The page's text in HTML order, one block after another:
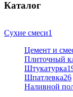
Каталог
Сухие смеси1
Цемент и
Плиточный
Штукатурка
Шпатлевка26
Наливной